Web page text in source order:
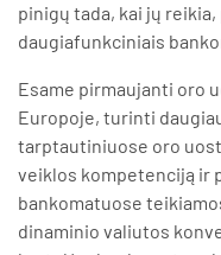
pinigų tada, kai jų
daugiafunkciniais
Esame pirmaujanti oro
Europoje, turinti
tarptautiniuose oro
veiklos kompetenciją ir
bankomatuose
dinaminio valiutos